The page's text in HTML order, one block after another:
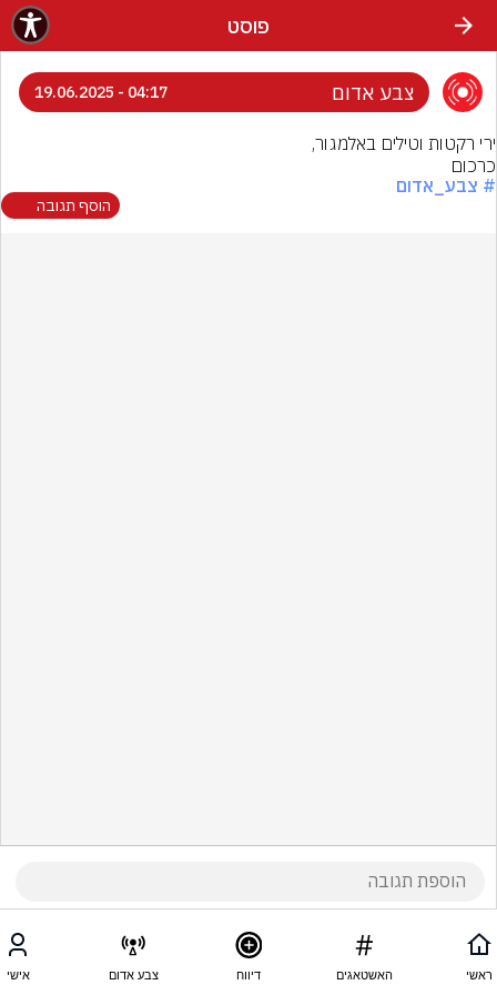
פוסט
צבע אדום 04:17 - 19.06.2025
כרכום
# צבע_אדום
הוסף תגובה
ראשי האשטאגים דיווח צבע אדום אישי